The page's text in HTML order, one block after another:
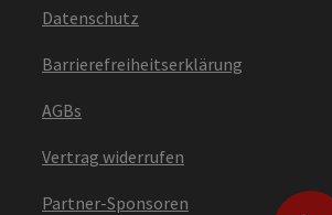
Datenschutz
Barrierefreiheitserklärung
AGBs
Vertrag widerrufen
Partner-Sponsoren